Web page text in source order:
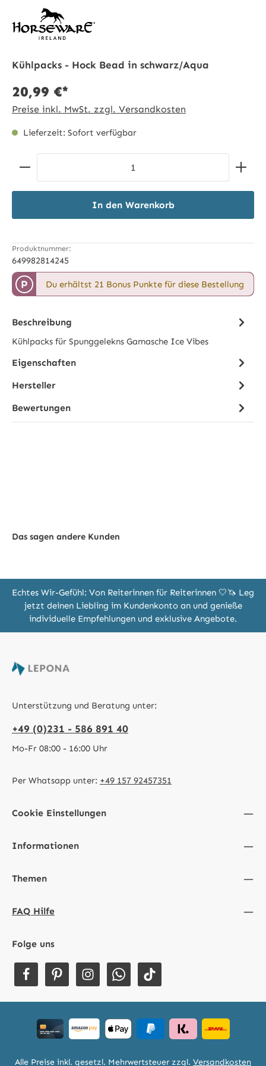
Kühlpacks - Hock Bead in schwarz/Aqua
20,99 €*
Preise inkl. MwSt. zzgl. Versandkosten
Lieferzeit: Sofort verfügbar
Produkt Anzahl: Gib den gewünschten Wert ein
In den Warenkorb
Produktnummer:
649982814245
P Du erhältst 21 Bonus Punkte für diese Bestellung
Beschreibung
Kühlpacks für Spunggelekns Gamasche Ice Vibes
Eigenschaften
Hersteller
Bewertungen
Das sagen andere Kunden
Echtes Wir-Gefühl: Von Reiterinnen für Reiterinnen 🤍🦄 Leg
jetzt deinen Liebling im Kundenkonto an und genieße
individuelle Empfehlungen und exklusive Angebote.
Unterstützung und Beratung unter:
+49 (0)231 - 586 891 40
Mo-Fr 08:00 - 16:00 Uhr
Per Whatsapp unter: +49 157 92457351
Cookie Einstellungen
Informationen
Themen
FAQ Hilfe
Folge uns
Alle Preise inkl. gesetzl. Mehrwertsteuer zzgl. Versandkosten